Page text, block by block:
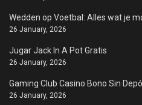
Wedden op Voetbal: Alles wat je
26 January, 2026
Jugar Jack In A Pot Gratis
26 January, 2026
Gaming Club Casino Bono Sin
26 January, 2026